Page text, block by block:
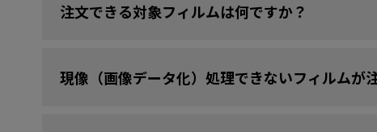
注文できる対象フィルムは何ですか？
現像（画像データ化）処理できないフィルムが